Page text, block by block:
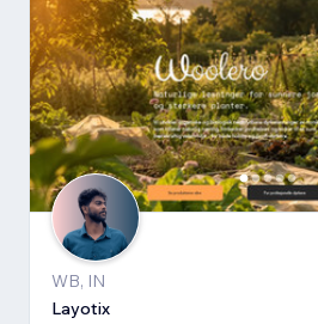
WB, IN
Layotix